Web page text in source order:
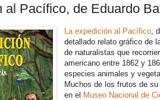
al Pacífico, de Eduardo
La expedición al Pacífico ,
detallado relato gráfico de
de naturalistas que
americano entre 1862 y
especies animales y
Muchos de los frutos de
en el Museo Nacional de